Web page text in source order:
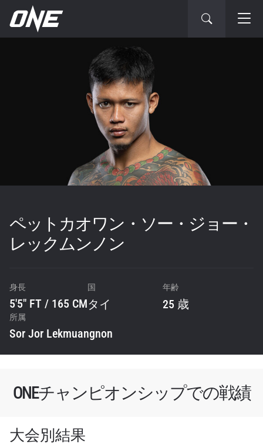
ペットカオワン・ソー・ジョー・
レックムンノン
身長
5'5" FT / 165 CM
国
タイ
年齢
25 歳
所属
Sor Jor Lekmuangnon
ONEチャンピオンシップでの戦績
大会別結果